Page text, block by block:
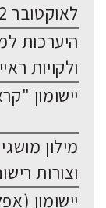
לאוקטובר 2022
היערכות
ולקויות
יישומון
מילון
וצורות